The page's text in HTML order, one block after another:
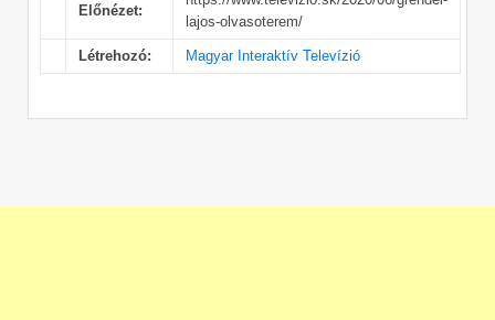
Előnézet:
lajos-olvasoterem/
Létrehozó: Magyar Interaktív Televízió